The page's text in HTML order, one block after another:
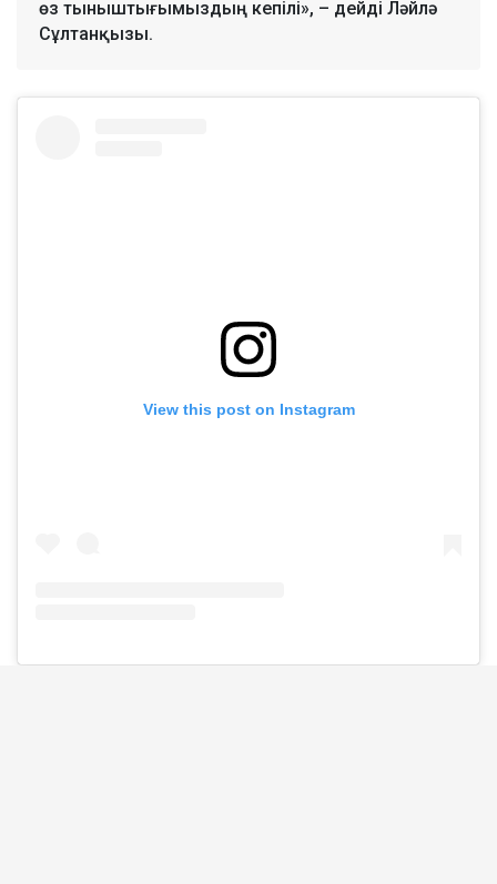
өз тыныштығымыздың кепілі», – дейді Ләйлә
Сұлтанқызы.
View this post on Instagram